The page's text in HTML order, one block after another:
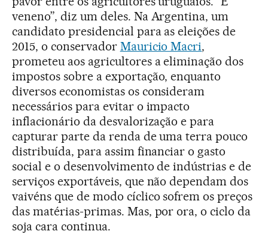
veneno”, diz um deles. Na Argentina, um
candidato presidencial para as eleições de
2015, o conservador Mauricio Macri,
prometeu aos agricultores a eliminação dos
impostos sobre a exportação, enquanto
diversos economistas os consideram
necessários para evitar o impacto
inflacionário da desvalorização e para
capturar parte da renda de uma terra pouco
distribuída, para assim financiar o gasto
social e o desenvolvimento de indústrias e de
serviços exportáveis, que não dependam dos
vaivéns que de modo cíclico sofrem os preços
das matérias-primas. Mas, por ora, o ciclo da
soja cara continua.